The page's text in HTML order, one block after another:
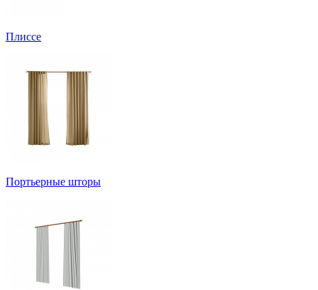
Плиссе
Портьерные шторы